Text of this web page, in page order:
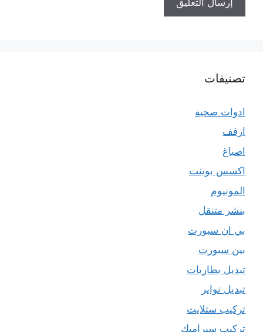
تصنيفات
ادوات صحية
ارفف
اصباغ
اكسس بوينت
المونيوم
بنشر متنقل
بي ان سبورت
بين سبورت
تبديل بطاريات
تبديل تواير
تركيب ستلايت
تركيب سيراميك